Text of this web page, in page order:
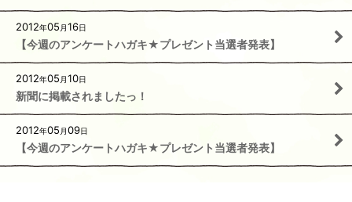
2012年05 月16日
【今週のアンケートハガキ★プレゼント当選者発表】
2012年05 月10日
新聞に掲載されましたっ！
2012年05 月09日
【今週のアンケートハガキ★プレゼント当選者発表】